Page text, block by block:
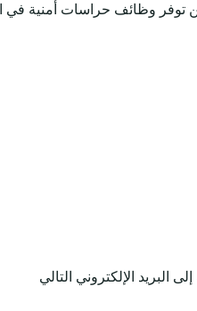
توفر وظائف حراسات أمنية في
البريد الإلكتروني التالي